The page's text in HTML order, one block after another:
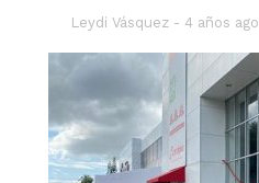
Leydi Vásquez 4 años ago